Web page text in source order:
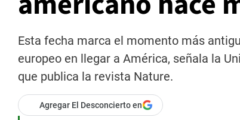
Esta fecha marca el momento más
europeo en llegar a América, señala la
que publica la revista Nature.
Agregar El Desconcierto en